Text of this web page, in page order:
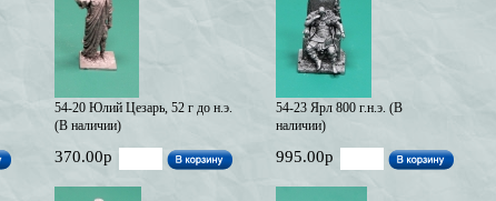
54-20 Юлий Цезарь, 52 г до н.э.
(В наличии)
370.00р
54-23 Ярл 800 г.н.э. (В
наличии)
995.00р